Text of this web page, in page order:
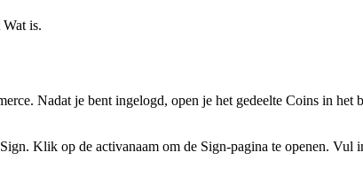
is.
Nadat je bent ingelogd, open je het gedeelte Coins in het
Klik op de activanaam om de Sign-pagina te openen. Vul